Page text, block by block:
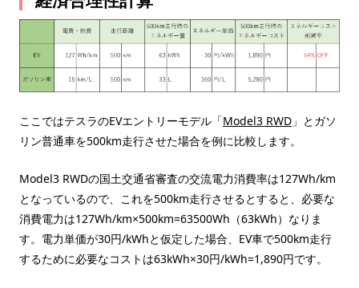
ここではテスラのEVエントリーモデル「Model3 RWD 」とガソ
リン普通車を500km走行させた場合を例に比較します。
Model3 RWDの国土交通省審査の交流電力消費率は127Wh/km
となっているので、これを500km走行させるとすると、必要な
消費電力は127Wh/km×500km=63500Wh（63kWh）なりま
す。電力単価が30円/kWhと仮定した場合、EV車で500km走行
するために必要なコストは63kWh×30円/kWh=1,890円です。